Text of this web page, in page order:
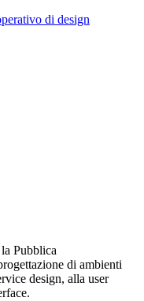
di design
Pubblica
di ambienti
design, alla user